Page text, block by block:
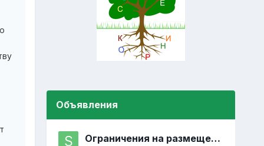
Объявления
Ограничения на размещение постов